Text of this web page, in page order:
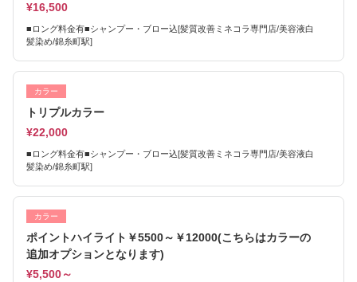
¥16,500
■ロング料金有■シャンプー・ブロー込[髪質改善ミネコラ専門店/美容液白
髪染め/錦糸町駅]
カラー
トリプルカラー
¥22,000
■ロング料金有■シャンプー・ブロー込[髪質改善ミネコラ専門店/美容液白
髪染め/錦糸町駅]
カラー
ポイントハイライト￥5500～￥12000(こちらはカラーの
追加オプションとなります)
¥5,500～